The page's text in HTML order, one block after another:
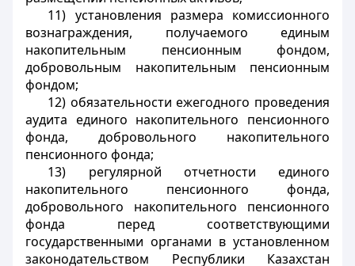
11) установления размера комиссионного
вознаграждения, получаемого единым
накопительным пенсионным фондом,
добровольным накопительным пенсионным
фондом;
12) обязательности ежегодного проведения
аудита единого накопительного пенсионного
фонда, добровольного накопительного
пенсионного фонда;
13) регулярной отчетности единого
накопительного пенсионного фонда,
добровольного накопительного пенсионного
фонда перед соответствующими
государственными органами в установленном
законодательством Республики Казахстан